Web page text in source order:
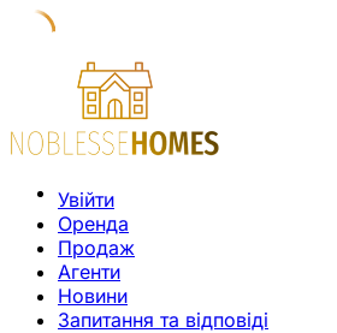
Увійти
Оренда
Продаж
Агенти
Новини
Запитання та відповіді